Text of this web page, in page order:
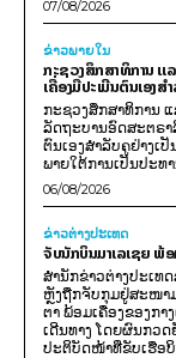
07/08/2026
ຂ່າວພາຍ​ໃນ
ກະຊວງສຶກສາທິການ ແ
ເຄື່ອງມືປະເມີນຕົນເອງ
ກະຊວງສຶກສາທິການ
ລັດຖະບານອົດສະຕຣາ
ຕົນເອງສຳລັບຄູຢ່າງເ
ພາຍໃຕ້ການເປັນປະທາ
06/08/2026
ຂ່າວຕ່າງປະເທດ
ຈັບນັກບິນມາເລເຊຍ ພ້ອ
ສຳນັກຂ່າວຕ່າງປະເທ
ຫຼັງຖືກຈັບກຸມຢູ່ສະໜາ
ຕາ ພ້ອມເຄື່ອງຂອງກາ
ເດີນທາງ ໂດຍຜົນກວ
ປະຕິບັດໜ້າທີ່ຂັບເຮືອບິ